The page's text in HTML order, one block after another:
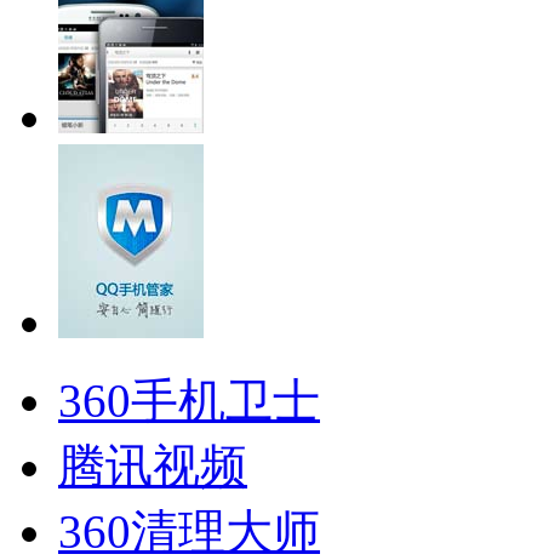
360手机卫士
腾讯视频
360清理大师